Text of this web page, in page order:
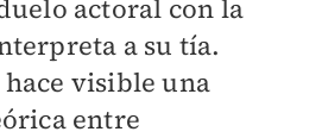
actoral con la
a su tía.
hace visible una
entre